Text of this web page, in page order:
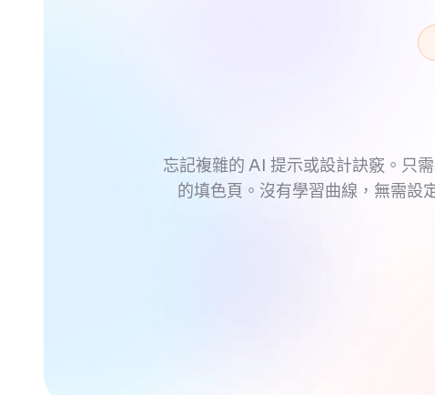
忘記複雜的 AI 提示或設計訣竅。只
的填色頁。沒有學習曲線，無需設